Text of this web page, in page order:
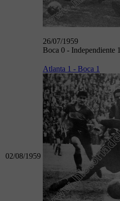
26/07/1959
Boca 0 - Independiente 1
02/08/1959
Atlanta 1 - Boca 1